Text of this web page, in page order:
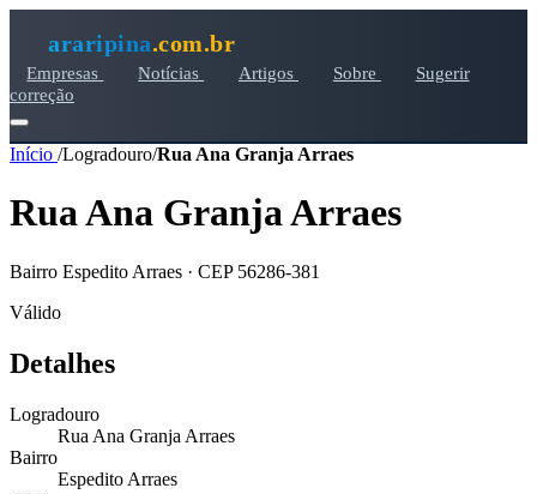
araripina.com.br
Empresas Notícias Artigos Sobre
Sugerir
correção
Início /Logradouro/Rua Ana Granja Arraes
Rua Ana Granja Arraes
Bairro Espedito Arraes · CEP 56286-381
Válido
Detalhes
Logradouro
Rua Ana Granja Arraes
Bairro
Espedito Arraes